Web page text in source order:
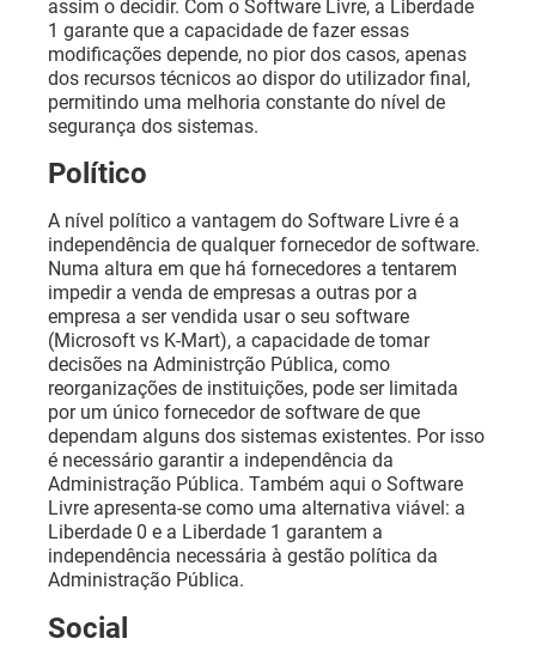
assim o decidir. Com o Software Livre, a Liberdade
1 garante que a capacidade de fazer essas
modificações depende, no pior dos casos, apenas
dos recursos técnicos ao dispor do utilizador final,
permitindo uma melhoria constante do nível de
segurança dos sistemas.
Político
A nível político a vantagem do Software Livre é a
independência de qualquer fornecedor de software.
Numa altura em que há fornecedores a tentarem
impedir a venda de empresas a outras por a
empresa a ser vendida usar o seu software
(Microsoft vs K-Mart), a capacidade de tomar
decisões na Administrção Pública, como
reorganizações de instituições, pode ser limitada
por um único fornecedor de software de que
dependam alguns dos sistemas existentes. Por isso
é necessário garantir a independência da
Administração Pública. Também aqui o Software
Livre apresenta-se como uma alternativa viável: a
Liberdade 0 e a Liberdade 1 garantem a
independência necessária à gestão política da
Administração Pública.
Social